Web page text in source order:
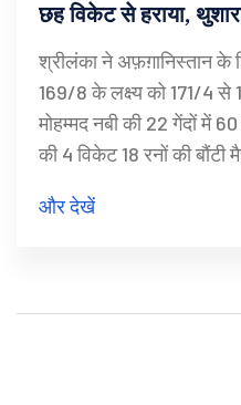
छह विकेट से हराया,
श्रीलंका ने अफ़ग़ानिस्तान के
169/8 के लक्ष्‍य को 171/4
मोहम्मद नबी की 22 गेंदों में
की 4 विकेट 18 रनों की
और देखें